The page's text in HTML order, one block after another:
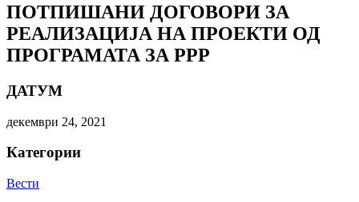
ПОТПИШАНИ ДОГОВОРИ ЗА
РЕАЛИЗАЦИЈА НА ПРОЕКТИ ОД
ПРОГРАМАТА ЗА РРР
ДАТУМ
декември 24, 2021
Категории
Вести